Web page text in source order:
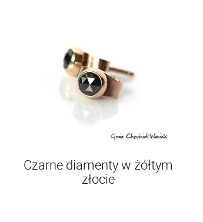
Czarne diamenty w żółtym
złocie